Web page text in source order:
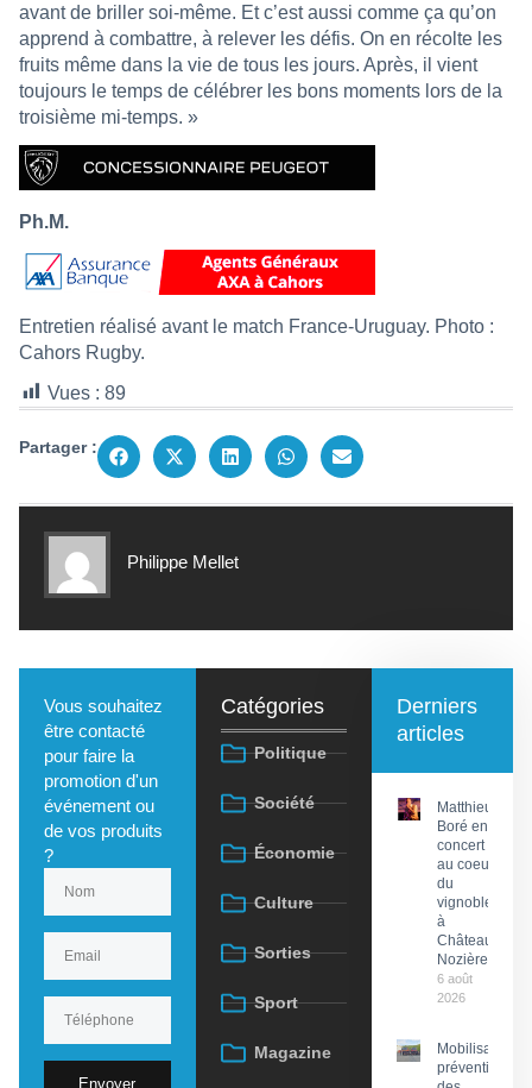
avant de briller soi-même. Et c’est aussi comme ça qu’on
apprend à combattre, à relever les défis. On en récolte les
fruits même dans la vie de tous les jours. Après, il vient
toujours le temps de célébrer les bons moments lors de la
troisième mi-temps. »
Ph.M.
Entretien réalisé avant le match France-Uruguay. Photo :
Cahors Rugby.
Vues : 89
Partager :
Philippe Mellet
Vous souhaitez
être contacté
pour faire la
promotion d'un
événement ou
de vos produits
?
Envoyer
Catégories
Politique
Société
Économie
Culture
Sorties
Sport
Magazine
Derniers
articles
Matthieu
Boré en
concert
au coeur
du
vignoble
à
Château
Nozières
6 août
2026
Mobilisation
préventive